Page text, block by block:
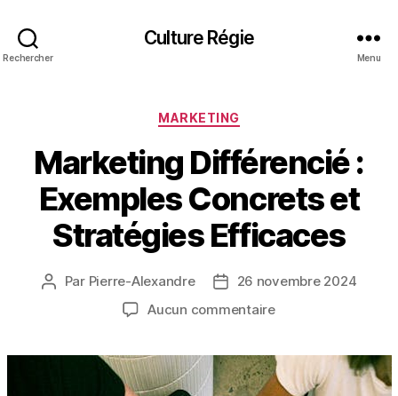
Rechercher
Culture Régie
Menu
Catégories
MARKETING
Marketing Différencié :
Exemples Concrets et
Stratégies Efficaces
Auteur
Par Pierre-Alexandre
Date26 novembre 2024
Aucun commentairesur
:
Exemples